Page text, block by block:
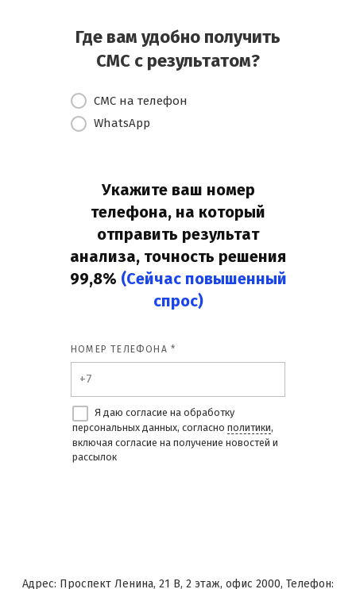
Где вам удобно получить
СМС с результатом?
СМС на телефон
WhatsApp
Укажите ваш номер
телефона, на который
отправить результат
анализа, точность решения
99,8% (Сейчас повышенный
спрос)
НОМЕР ТЕЛЕФОНА *
Я даю согласие на обработку
персональных данных, согласно политики,
включая согласие на получение новостей и
рассылок
Адрес: Проспект Ленина, 21 В, 2 этаж, офис 2000, Телефон: